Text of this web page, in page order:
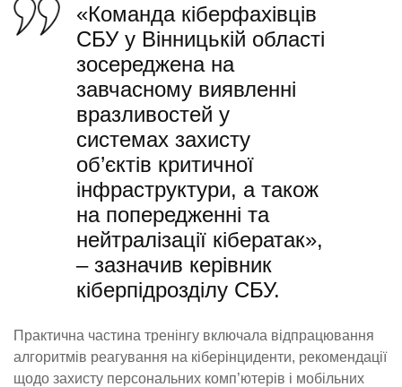
«Команда кіберфахівців
СБУ у Вінницькій області
зосереджена на
завчасному виявленні
вразливостей у
системах захисту
об’єктів критичної
інфраструктури, а також
на попередженні та
нейтралізації кібератак»,
– зазначив керівник
кіберпідрозділу СБУ.
Практична частина тренінгу включала відпрацювання
алгоритмів реагування на кіберінциденти, рекомендації
щодо захисту персональних комп’ютерів і мобільних